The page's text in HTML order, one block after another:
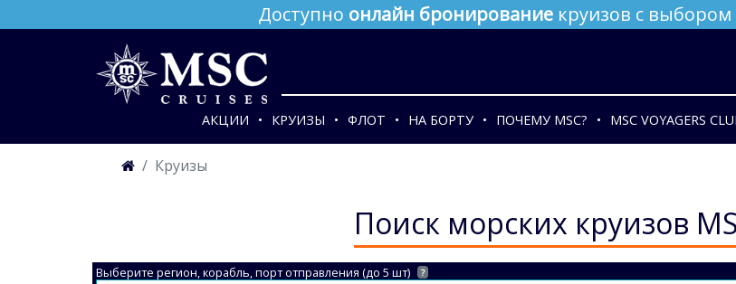
Доступно онлайн бронирование круизов с
АКЦИИ КРУИЗЫ ФЛОТ НА БОРТУ ПОЧЕМУ MSC? MSC VOYAGERS
Круизы
Поиск морских круизов
Выберите регион, корабль, порт отправления (до 5 шт) ?